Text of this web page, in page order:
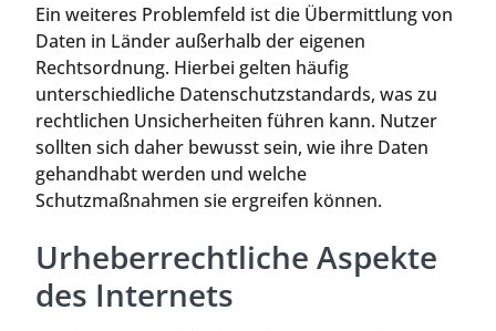
Ein weiteres Problemfeld ist die Übermittlung von
Daten in Länder außerhalb der eigenen
Rechtsordnung. Hierbei gelten häufig
unterschiedliche Datenschutzstandards, was zu
rechtlichen Unsicherheiten führen kann. Nutzer
sollten sich daher bewusst sein, wie ihre Daten
gehandhabt werden und welche
Schutzmaßnahmen sie ergreifen können.
Urheberrechtliche Aspekte
des Internets